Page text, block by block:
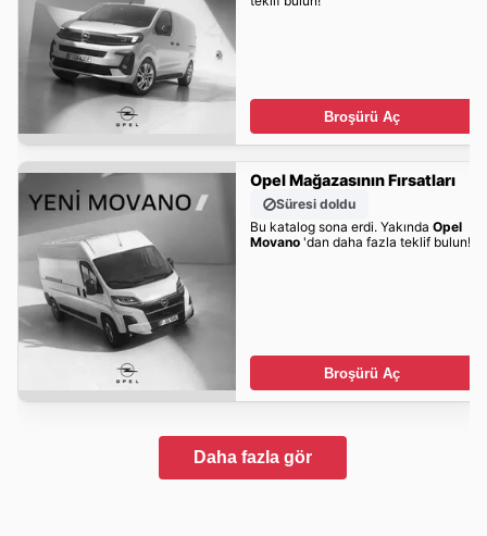
Broşürü Aç
Opel Mağazasının Fırsatları
Süresi doldu
Bu katalog sona erdi. Yakında Opel
Movano'dan daha fazla teklif bulun!
Broşürü Aç
Daha fazla gör